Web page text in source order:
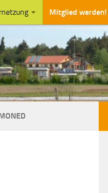
Mitglied werden!